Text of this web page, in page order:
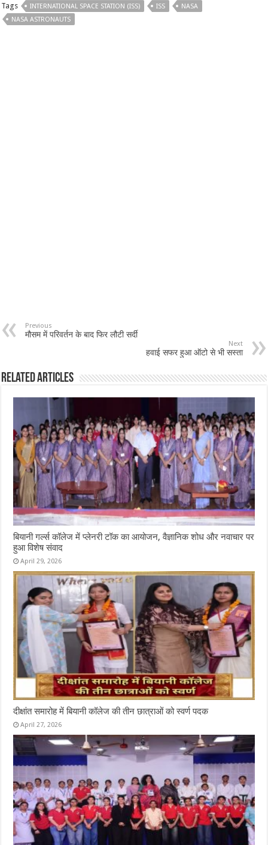
Tags INTERNATIONAL SPACE STATION (ISS) ISS
NASA
NASA ASTRONAUTS
Previous
मौसम में परिवर्तन के बाद फिर लौटी सर्दी
Next
हवाई सफर हुआ ऑटो से भी सस्ता
Related Articles
बियानी गर्ल्स कॉलेज में प्लेनरी टॉक का आयोजन, वैज्ञानिक शोध और नवाचार पर
हुआ विशेष संवाद
April 29, 2026
दीक्षांत समारोह में बियानी कॉलेज की तीन छात्राओं को स्वर्ण पदक
April 27, 2026